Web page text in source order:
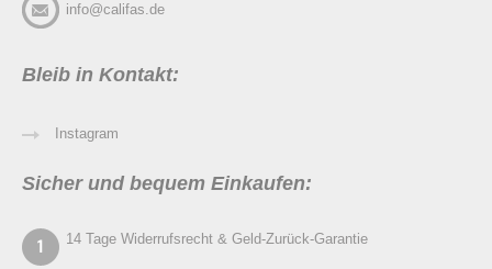
info@califas.de
Bleib in Kontakt:
Instagram
Sicher und bequem Einkaufen:
14 Tage Widerrufsrecht & Geld-Zurück-Garantie